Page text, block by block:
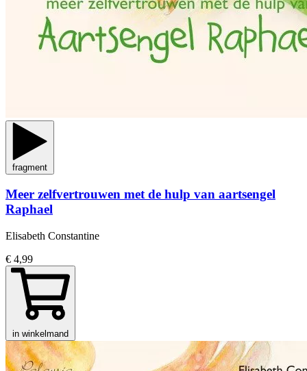
fragment
Meer zelfvertrouwen met de hulp van aartsengel
Raphael
Elisabeth Constantine
€ 4,99
in winkelmand